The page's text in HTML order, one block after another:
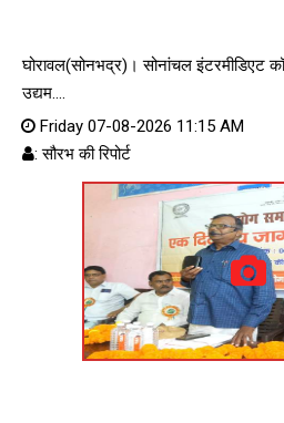
घोरावल(सोनभद्र)। सोनांचल इंटरमीडिएट
उद्यम....
Friday 07-08-2026 11:15 AM
: सौरभ की रिपोर्ट